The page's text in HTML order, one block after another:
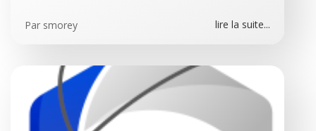
Par smorey lire la suite...